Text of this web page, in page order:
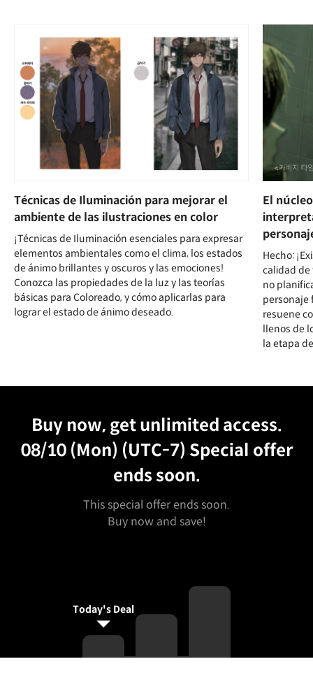
Técnicas de Iluminación para mejorar el
ambiente de las ilustraciones en color
¡Técnicas de Iluminación esenciales para expresar
elementos ambientales como el clima, los estados
de ánimo brillantes y oscuros y las emociones!
Conozca las propiedades de la luz y las teorías
básicas para Coloreado, y cómo aplicarlas para
lograr el estado de ánimo deseado.
El
Hecho:
calidad de
no
personaje
resuene
llenos de
la etapa
Buy now, get unlimited access.
08/10 (Mon) (UTC-7) Special offer
ends soon.
This special offer ends soon.
Buy now and save!
Today's Deal